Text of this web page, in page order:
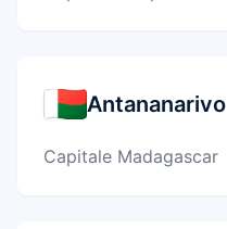
Antananarivo
Capitale Madagascar